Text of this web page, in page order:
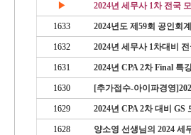
▶
1633 2024년도 제59회 공인회
1632 2024년 세무사 1차대비
1631 2024년 CPA 2차 Final 특
1630 [추가접수-아이파경영
1629 2024년 CPA 2차 대비
1628 양소영 선생님의 2024 세